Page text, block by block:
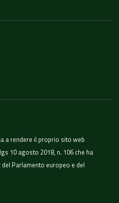
a rendere il proprio sito web
10 agosto 2018, n. 106 che ha
Parlamento europeo e del